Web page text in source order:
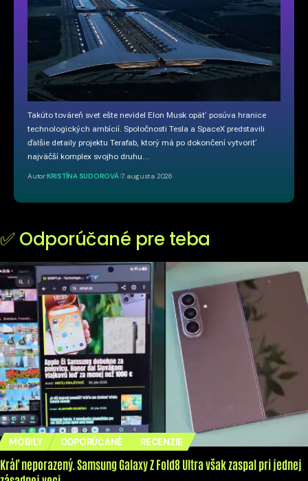
Takúto továreň svet ešte nevidel Elon Musk opäť posúva hranice
technologických ambícií. Spoločnosti Tesla a SpaceX predstavili
ďalšie detaily projektu Terafab, ktorý má po dokončení vytvoriť
najväčší komplex svojho druhu…
Autor:KRISTÍNA SUDOROVÁ 7. augusta 2026
✅ Odporúčané pre teba
MOBILY ODPORÚČANÉ RECENZIE
Kráľ neporazený. Samsung Galaxy Z Fold8 Ultra však zaspal pri jednej